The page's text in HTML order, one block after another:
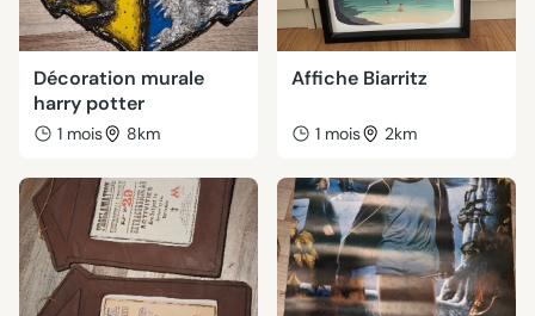
Décoration murale
harry potter
1 mois 8km
Affiche Biarritz
1 mois 2km